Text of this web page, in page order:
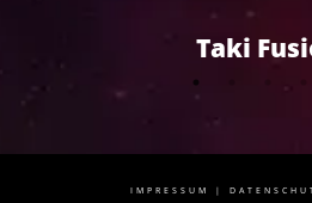
Taki
IMPRESSUM |